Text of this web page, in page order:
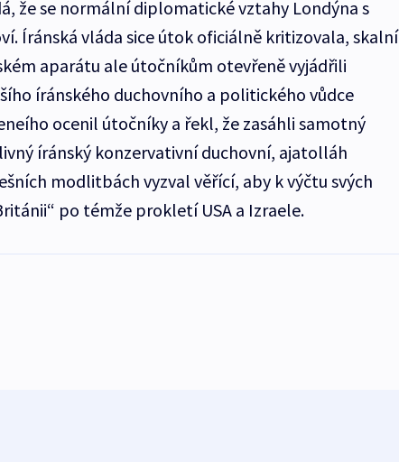
že se normální diplomatické vztahy Londýna s
Íránská vláda sice útok oficiálně kritizovala, skalní
aparátu ale útočníkům otevřeně vyjádřili
íránského duchovního a politického vůdce
ocenil útočníky a řekl, že zasáhli samotný
íránský konzervativní duchovní, ajatolláh
modlitbách vyzval věřící, aby k výčtu svých
po témže prokletí USA a Izraele.